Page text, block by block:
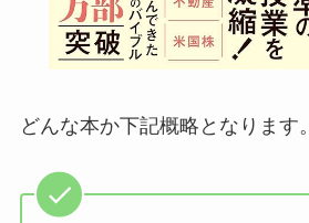
どんな本か下記概略となります。